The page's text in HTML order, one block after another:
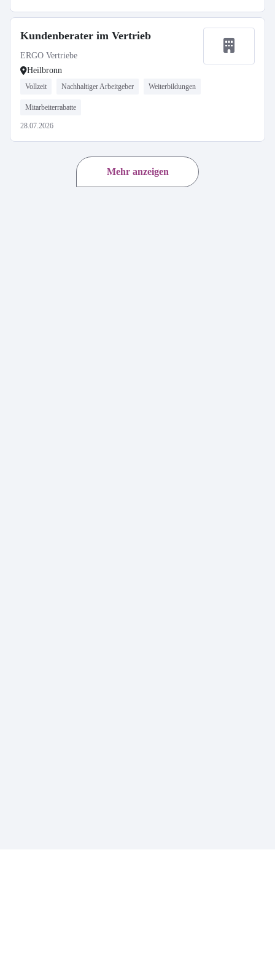
Kundenberater im Vertrieb
ERGO Vertriebe
Heilbronn
Vollzeit Nachhaltiger Arbeitgeber Weiterbildungen
Mitarbeiterrabatte
28.07.2026
Mehr anzeigen